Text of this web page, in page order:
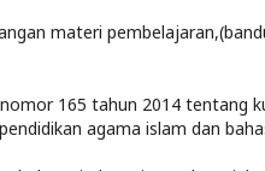
materi
165 tahun 2014 tentang
agama islam dan